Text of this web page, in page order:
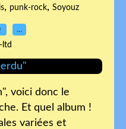
, punk-rock, Soyouz
…
ltd
voici donc le
Et quel album !
variées et